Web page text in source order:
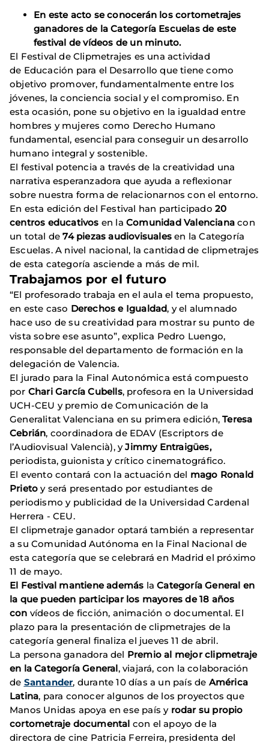
En este acto se conocerán los cortometrajes
ganadores de la Categoría Escuelas de este
festival de vídeos de un minuto.
El Festival de Clipmetrajes es una actividad
de Educación para el Desarrollo que tiene como
objetivo promover, fundamentalmente entre los
jóvenes, la conciencia social y el compromiso. En
esta ocasión, pone su objetivo en la igualdad entre
hombres y mujeres como Derecho Humano
fundamental, esencial para conseguir un desarrollo
humano integral y sostenible.
El festival potencia a través de la creatividad una
narrativa esperanzadora que ayuda a reflexionar
sobre nuestra forma de relacionarnos con el entorno.
En esta edición del Festival han participado 20
centros educativos en laComunidad Valenciana con
un total de74 piezas audiovisualesen la Categoría
Escuelas. A nivel nacional, la cantidad de clipmetrajes
de esta categoría asciende a más de mil.
Trabajamos por el futuro
“El profesorado trabaja en el aula el tema propuesto,
en este caso Derechos e Igualdad, y el alumnado
hace uso de su creatividad para mostrar su punto de
vista sobre ese asunto”, explica Pedro Luengo,
responsable del departamento de formación en la
delegación de Valencia.
El jurado para la Final Autonómica está compuesto
por Chari García Cubells, profesora en la Universidad
UCH-CEU y premio de Comunicación de la
Generalitat Valenciana en su primera edición,Teresa
Cebrián, coordinadora de EDAV (Escriptors de
l’Audiovisual Valencià), yJimmy Entraigües,
periodista, guionista y crítico cinematográfico.
El evento contará con la actuación del mago Ronald
Prieto y será presentado por estudiantes de
periodismo y publicidad de la Universidad Cardenal
Herrera - CEU.
El clipmetraje ganador optará también a representar
a su Comunidad Autónoma en la Final Nacional de
esta categoría que se celebrará en Madrid el próximo
11 de mayo.
El Festival mantiene además laCategoría General en
la que pueden participar los mayores de 18 años
con vídeos de ficción, animación o documental. El
plazo para la presentación de clipmetrajes de la
categoría general finaliza el jueves 11 de abril.
La persona ganadora del Premio al mejor clipmetraje
en la Categoría General, viajará, con la colaboración
de Santander, durante 10 días a un país de América
Latina, para conocer algunos de los proyectos que
Manos Unidas apoya en ese país y rodar su propio
cortometraje documental con el apoyo de la
directora de cine Patricia Ferreira, presidenta del